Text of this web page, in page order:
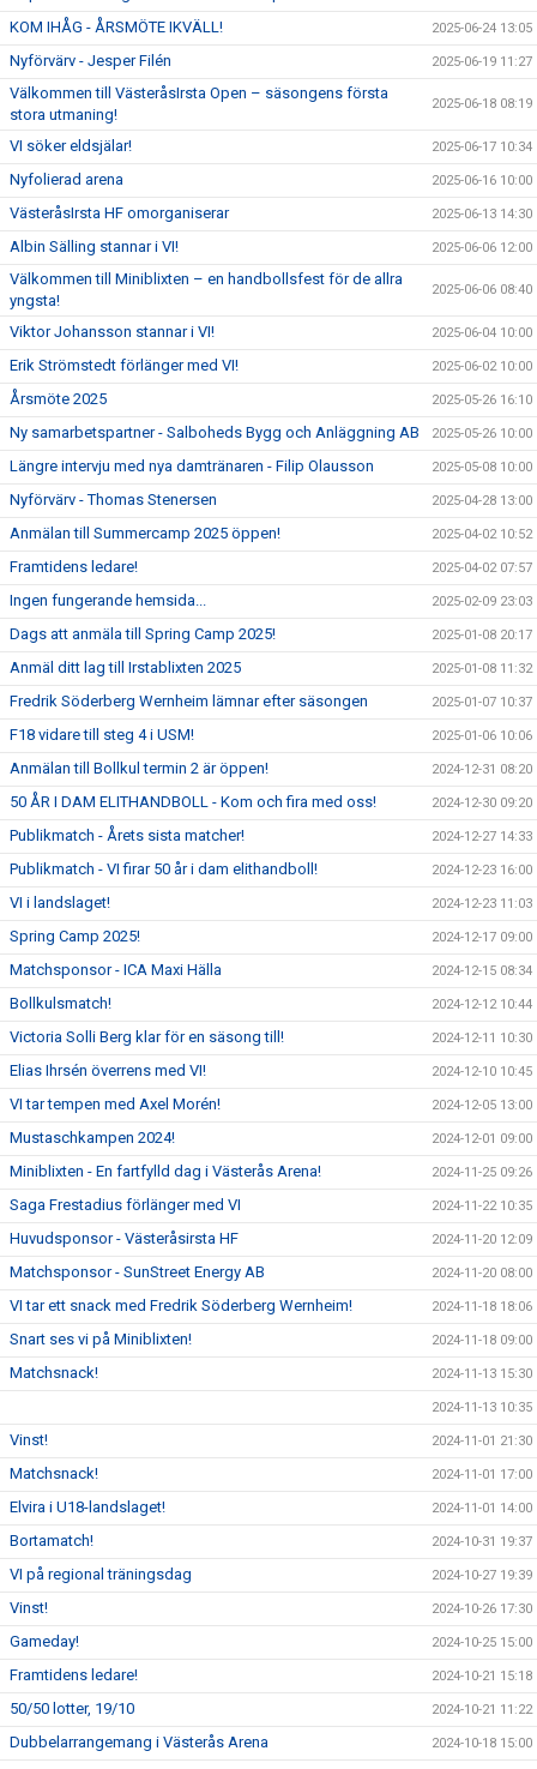
KOM IHÅG - ÅRSMÖTE IKVÄLL! 2025-06-24 13:05
Nyförvärv - Jesper Filén 2025-06-19 11:27
Välkommen till VästeråsIrsta Open – säsongens första
stora utmaning!
2025-06-18 08:19
VI söker eldsjälar! 2025-06-17 10:34
Nyfolierad arena 2025-06-16 10:00
VästeråsIrsta HF omorganiserar 2025-06-13 14:30
Albin Sälling stannar i VI! 2025-06-06 12:00
Välkommen till Miniblixten – en handbollsfest för de allra
yngsta!
2025-06-06 08:40
Viktor Johansson stannar i VI! 2025-06-04 10:00
Erik Strömstedt förlänger med VI! 2025-06-02 10:00
Årsmöte 2025 2025-05-26 16:10
Ny samarbetspartner - Salboheds Bygg och Anläggning AB 2025-05-26 10:00
Längre intervju med nya damtränaren - Filip Olausson 2025-05-08 10:00
Nyförvärv - Thomas Stenersen 2025-04-28 13:00
Anmälan till Summercamp 2025 öppen! 2025-04-02 10:52
Framtidens ledare! 2025-04-02 07:57
Ingen fungerande hemsida... 2025-02-09 23:03
Dags att anmäla till Spring Camp 2025! 2025-01-08 20:17
Anmäl ditt lag till Irstablixten 2025 2025-01-08 11:32
Fredrik Söderberg Wernheim lämnar efter säsongen 2025-01-07 10:37
F18 vidare till steg 4 i USM! 2025-01-06 10:06
Anmälan till Bollkul termin 2 är öppen! 2024-12-31 08:20
50 ÅR I DAM ELITHANDBOLL - Kom och fira med oss! 2024-12-30 09:20
Publikmatch - Årets sista matcher! 2024-12-27 14:33
Publikmatch - VI firar 50 år i dam elithandboll! 2024-12-23 16:00
VI i landslaget! 2024-12-23 11:03
Spring Camp 2025! 2024-12-17 09:00
Matchsponsor - ICA Maxi Hälla 2024-12-15 08:34
Bollkulsmatch! 2024-12-12 10:44
Victoria Solli Berg klar för en säsong till! 2024-12-11 10:30
Elias Ihrsén överrens med VI! 2024-12-10 10:45
VI tar tempen med Axel Morén! 2024-12-05 13:00
Mustaschkampen 2024! 2024-12-01 09:00
Miniblixten - En fartfylld dag i Västerås Arena! 2024-11-25 09:26
Saga Frestadius förlänger med VI 2024-11-22 10:35
Huvudsponsor - Västeråsirsta HF 2024-11-20 12:09
Matchsponsor - SunStreet Energy AB 2024-11-20 08:00
VI tar ett snack med Fredrik Söderberg Wernheim! 2024-11-18 18:06
Snart ses vi på Miniblixten! 2024-11-18 09:00
Matchsnack! 2024-11-13 15:30
2024-11-13 10:35
Vinst! 2024-11-01 21:30
Matchsnack! 2024-11-01 17:00
Elvira i U18-landslaget! 2024-11-01 14:00
Bortamatch! 2024-10-31 19:37
VI på regional träningsdag 2024-10-27 19:39
Vinst! 2024-10-26 17:30
Gameday! 2024-10-25 15:00
Framtidens ledare! 2024-10-21 15:18
50/50 lotter, 19/10 2024-10-21 11:22
Dubbelarrangemang i Västerås Arena 2024-10-18 15:00